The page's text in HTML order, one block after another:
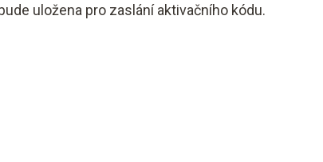
uložena pro zaslání aktivačního kódu.